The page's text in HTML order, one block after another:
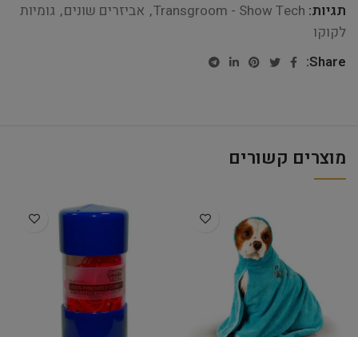
תגיות: Transgroom - Show Tech
, אביזרים שונים, גומיות
לקוקו
Share:
מוצרים קשורים